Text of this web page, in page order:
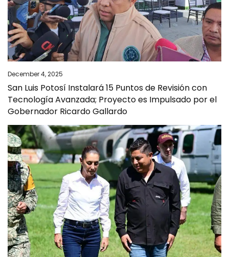
December 4, 2025
San Luis Potosí Instalará 15 Puntos de Revisión con
Tecnología Avanzada; Proyecto es Impulsado por el
Gobernador Ricardo Gallardo